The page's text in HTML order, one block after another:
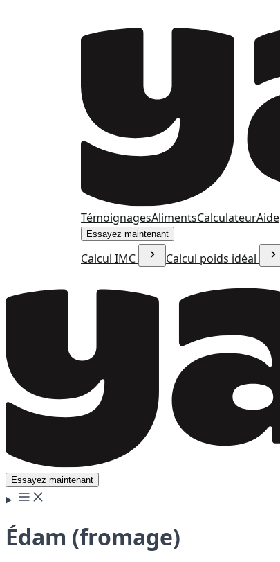
TémoignagesAlimentsCalculateurAide
Essayez maintenant
Calcul IMC Calcul poids idéal
Essayez maintenant
Édam (fromage)